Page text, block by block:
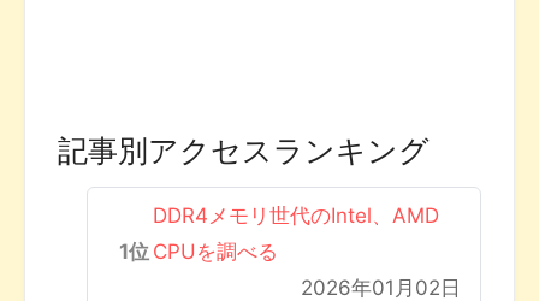
記事別アクセスランキング
DDR4メモリ世代のIntel、AMD
CPUを調べる
2026年01月02日